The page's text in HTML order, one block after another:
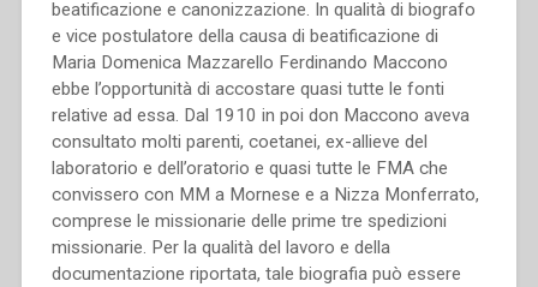
beatificazione e canonizzazione. In qualità di biografo
e vice postulatore della causa di beatificazione di
Maria Domenica Mazzarello Ferdinando Maccono
ebbe l’opportunità di accostare quasi tutte le fonti
relative ad essa. Dal 1910 in poi don Maccono aveva
consultato molti parenti, coetanei, ex-allieve del
laboratorio e dell’oratorio e quasi tutte le FMA che
convissero con MM a Mornese e a Nizza Monferrato,
comprese le missionarie delle prime tre spedizioni
missionarie. Per la qualità del lavoro e della
documentazione riportata, tale biografia può essere